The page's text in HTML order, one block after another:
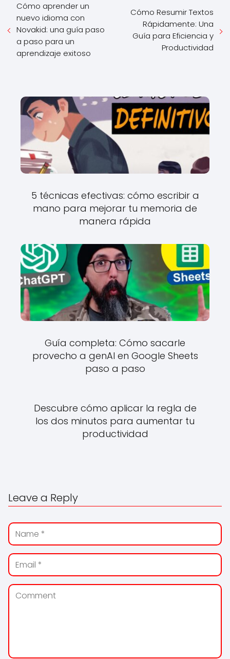
Cómo aprender un
nuevo idioma con
Novakid: una guía paso
a paso para un
aprendizaje exitoso
Cómo Resumir Textos
Rápidamente: Una
Guía para Eficiencia y
Productividad
5 técnicas efectivas: cómo escribir a
mano para mejorar tu memoria de
manera rápida
Guía completa: Cómo sacarle
provecho a genAI en Google Sheets
paso a paso
Descubre cómo aplicar la regla de
los dos minutos para aumentar tu
productividad
Leave a Reply